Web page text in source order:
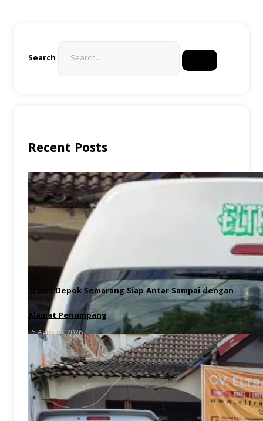
Search
Recent Posts
Travel Depok Semarang Siap Antar Sampai dengan
Alamat Penumpang
6 Agustus 2026